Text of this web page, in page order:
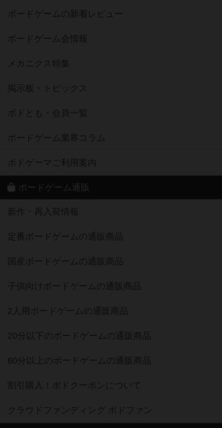
ボードゲームの新着レビュー
ボードゲーム会情報
メカニクス特集
掲示板・トピックス
ボドとも・会員一覧
ボードゲーム業界コラム
ボドゲーマご利用案内
ボードゲーム通販
新作・再入荷情報
定番ボードゲームの通販商品
国産ボードゲームの通販商品
子供向けボードゲームの通販商品
2人用ボードゲームの通販商品
20分以下のボードゲームの通販商品
60分以上のボードゲームの通販商品
割引購入！ボドクーポンについて
クラウドファンディング ボドファン